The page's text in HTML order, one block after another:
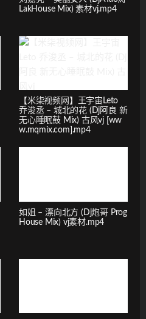
LakHouse Mix) 素材vj.mp4
【米柒视频网】王宇宙Leto
乔浚丞 – 城北的花 (Dj阿良 新
无心睡眠鼓 Mix) 古风vj [ww
w.mqmix.com].mp4
如姐 – 漂向北方 (Dj炮哥 Prog
House Mix) vj素材.mp4